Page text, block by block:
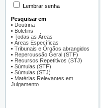
Lembrar senha
Pesquisar em
• Doutrina
• Boletins
• Todas as Áreas
• Áreas Específicas
• Tribunais e Órgãos abrangidos
• Repercussão Geral (STF)
• Recursos Repetitivos (STJ)
• Súmulas (STF)
• Súmulas (STJ)
• Matérias Relevantes em
Julgamento